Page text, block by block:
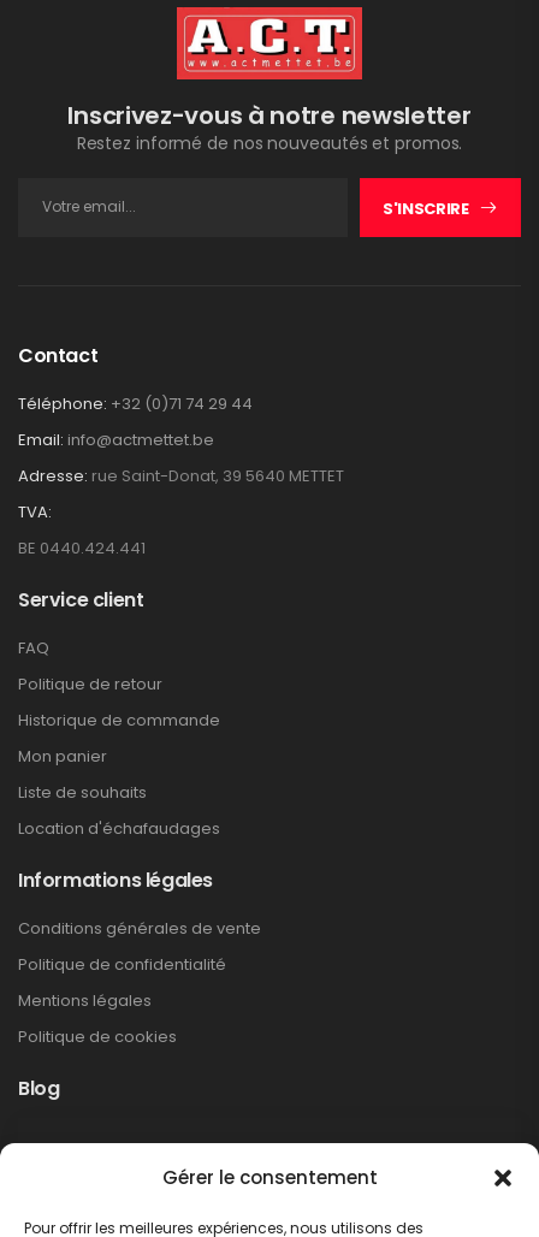
Gérer le consentement
Pour offrir les meilleures expériences, nous utilisons des
Inscrivez-vous à notre newsletter
Restez informé de nos nouveautés et promos.
S'INSCRIRE
Contact
Téléphone: +32 (0)71 74 29 44
Email: info@actmettet.be
Adresse: rue Saint-Donat, 39 5640 METTET
TVA:
BE 0440.424.441
Service client
FAQ
Politique de retour
Historique de commande
Mon panier
Liste de souhaits
Location d'échafaudages
Informations légales
Conditions générales de vente
Politique de confidentialité
Mentions légales
Politique de cookies
Blog
Non classé